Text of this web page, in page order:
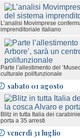
L’analisi Movimprese
imprenditoriale italiano
Parte l’allestimento del
culturale polifunzionale
sabato 01 agosto
Blitz in tutta Italia dei
porta a 35 arresti
venerdì 31 luglio